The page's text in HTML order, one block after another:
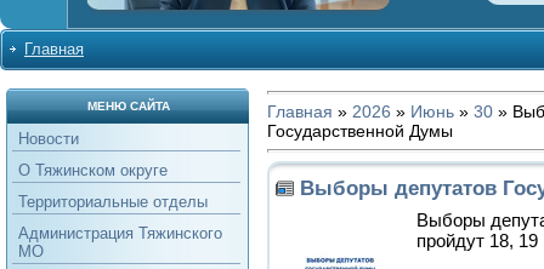
Главная
МЕНЮ САЙТА
Новости
О Тяжинском округе
Территориальные отделы
Администрация Тяжинского
МО
Главная » 2026 » Июнь » 30 »
Государственной Думы
Выборы депутатов
Выборы
пройдут 18, 19